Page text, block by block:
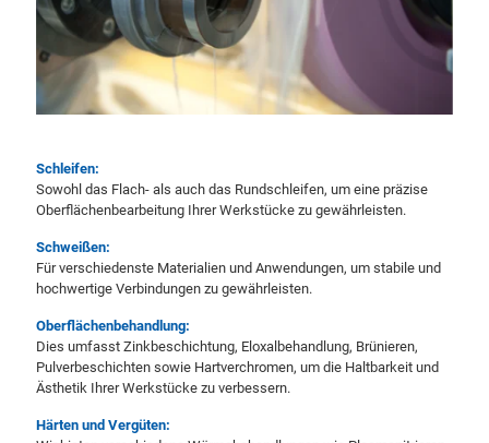
Schleifen:
Sowohl das Flach- als auch das Rundschleifen, um eine präzise
Oberflächenbearbeitung Ihrer Werkstücke zu gewährleisten.
Schweißen:
Für verschiedenste Materialien und Anwendungen, um stabile und
hochwertige Verbindungen zu gewährleisten.
Oberflächenbehandlung:
Dies umfasst Zinkbeschichtung, Eloxalbehandlung, Brünieren,
Pulverbeschichten sowie Hartverchromen, um die Haltbarkeit und
Ästhetik Ihrer Werkstücke zu verbessern.
Härten und Vergüten: